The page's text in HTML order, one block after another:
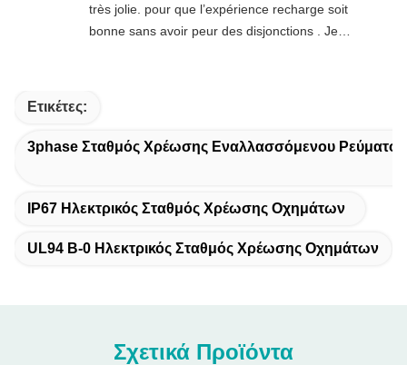
très jolie. pour que l’expérience recharge soit
bonne sans avoir peur des disjonctions . Je
Ετικέτες:
3phase Σταθμός Χρέωσης Εναλλασσόμενου Ρεύματος
IP67 Ηλεκτρικός Σταθμός Χρέωσης Οχημάτων
UL94 Β-0 Ηλεκτρικός Σταθμός Χρέωσης Οχημάτων
Σχετικά Προϊόντα